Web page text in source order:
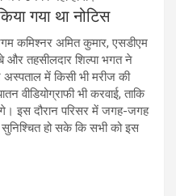
गया था नोटिस
कमिश्नर अमित कुमार, एसडीएम
और तहसीलदार शिल्पा भगत ने
अस्पताल में किसी भी मरीज की
वीडियोग्राफी भी करवाई, ताकि
इस दौरान परिसर में जगह-जगह
हो सके कि सभी को इस